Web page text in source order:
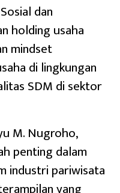
dan
holding usaha
mindset
di lingkungan
SDM di sektor
M. Nugroho,
penting dalam
industri pariwisata